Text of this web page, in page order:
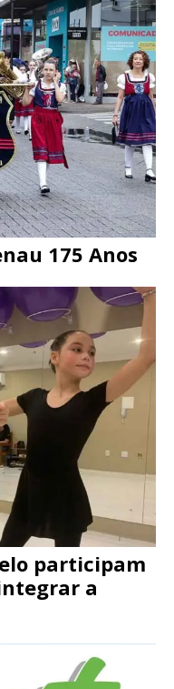
175 Anos
participam
a